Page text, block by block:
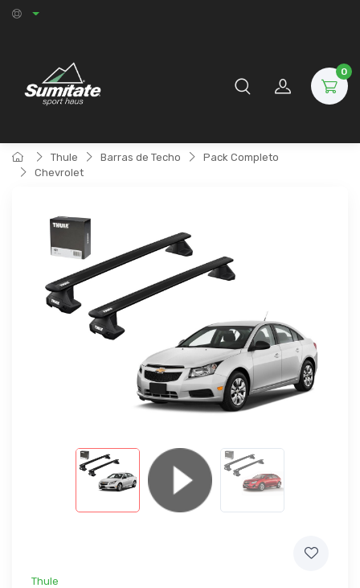
0
Thule Barras de Techo
Pack Completo
Chevrolet
Thule